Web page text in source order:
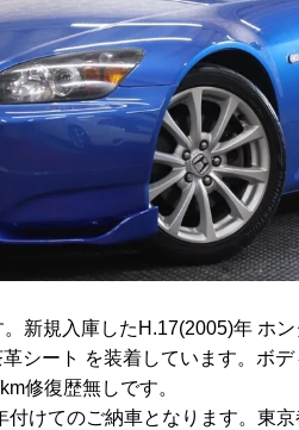
新規入庫したH.17(2005)年 ホ
シート を装着しています。ボ
修復歴無しです。
けてのご納車となります。東